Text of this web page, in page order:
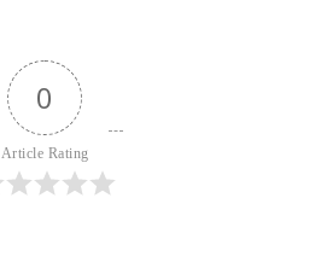
0
Article Rating